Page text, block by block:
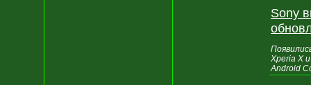
Sony
Xperia X
Android